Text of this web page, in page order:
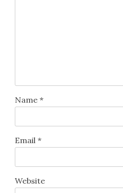
Name *
Email *
Website